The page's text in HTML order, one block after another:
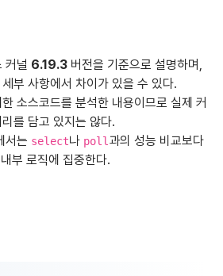
커널 6.19.3 버전을 기준으로 설명하며,
부 사항에서 차이가 있을 수 있다.
한 소스코드를 분석한 내용이므로 실제 커
를 담고 있지는 않다.
서는 select나 poll과의 성능 비교보다
부 로직에 집중한다.